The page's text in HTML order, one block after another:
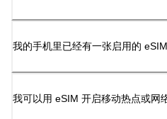
我的手机里已经有一张启用的
我可以用 eSIM 开启移动热点或网